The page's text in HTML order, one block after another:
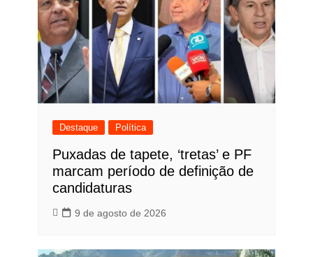
Destaque Política
Puxadas de tapete, ‘tretas’ e PF
marcam período de definição de
candidaturas
9 de agosto de 2026